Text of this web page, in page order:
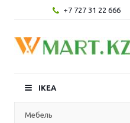
+7 727 31 22 666
IKEA
Мебель